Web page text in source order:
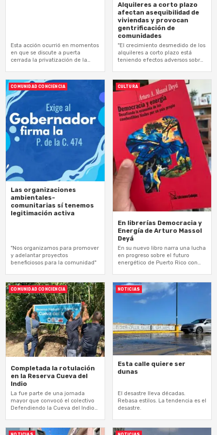
Esta acción ocurrió en momentos
en que se discute a puerta
cerrada la privatización de la
Alquileres a corto plazo
afectan asequibilidad de
viviendas y provocan
gentrificación de
comunidades
"El crecimiento desmedido de los
alquileres a corto plazo está
teniendo efectos adversos sobre
COMUNIDAD CONCIENCIA
Las organizaciones
ambientales-
comunitarias sí tenemos
legitimación activa
"Nos organizamos para promover
y adelantar proyectos
beneficiosos para la comunidad"
CULTURA
En librerías Democracia y
Energía de Arturo Massol
Deyá
En su nuevo libro narra una lucha
en progreso sobre el futuro
energético de Puerto Rico con
COMUNIDAD CONCIENCIA
Completada la rotulación
en la Reserva Cueva del
Indio
La fue parte de una jornada
mayor que convocó el colectivo
Defendiendo la Cueva del Indio-
NOTICIAS
Esta calle quiere ser
dunas
El desastre lleva décadas.
Rebasa estilos. La tendencia es el
desastre.